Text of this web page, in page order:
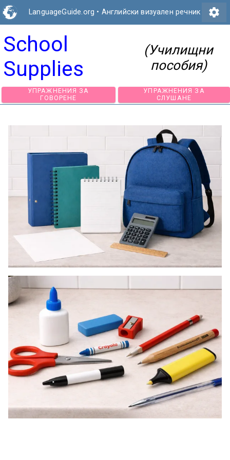
LanguageGuide.org • Английски визуален речник settings
School
Supplies
(Училищни
пособия)
УПРАЖНЕНИЯ ЗА
УПРАЖНЕНИЯ